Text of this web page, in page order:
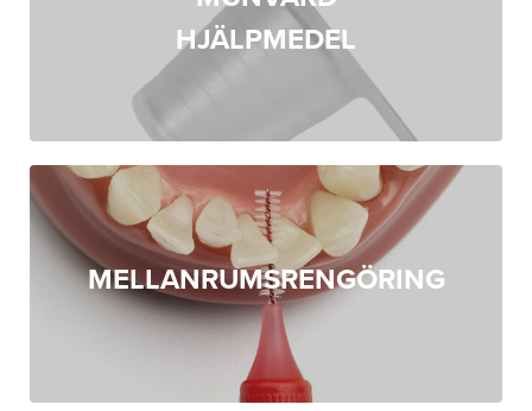
HJÄLPMEDEL
MELLANRUMSRENGÖRING